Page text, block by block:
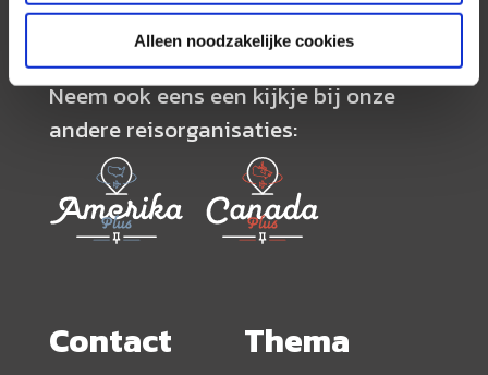
Alleen noodzakelijke cookies
Neem ook eens een kijkje bij onze
andere reisorganisaties:
Contact Thema